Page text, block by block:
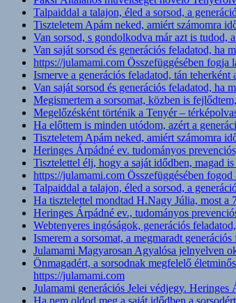
Talpaiddal a talajon, éled a sorsod, a
Tiszteletem Apám neked, amiért számomra
Van sorsod, s gondolkodva már azt is tudod,
Van saját sorsod és generációs feladatod, ha
https://julamami.com Összefüggésében
Ismerve a generációs feladatod, tán
Van saját sorsod és generációs feladatod, ha
Megismertem a sorsomat, közben is
Megelőzésként történik a Tenyér –
Ha előttem is minden utódom, azért a
Tiszteletem Apám neked, amiért számomra
Heringes Árpádné ev. tudományos
Tisztelettel élj, hogy a saját idődben, magad
https://julamami.com Összefüggésében
Talpaiddal a talajon, éled a sorsod, a
Ha tisztelettel mondtad H.Nagy Júlia, most a
Heringes Árpádné ev., tudományos
Webtenyeres ingóságok, generációs
Ismerem a sorsomat, a megmaradt
Julamami Magyarosan Agyalósa jelnyelven
Önmagadért, a sorsodnak megfelelő
https://julamami.com
Julamami generációs Jelei védjegy.
Ha nem oldod meg a saját idődben a